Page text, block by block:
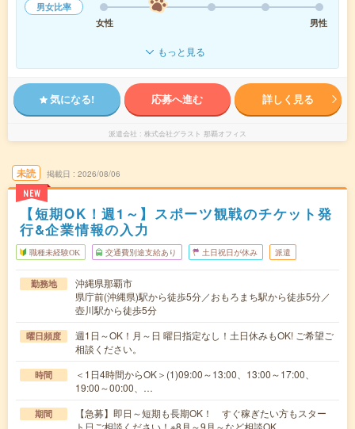
男女比率
女性
男性
もっと見る
気になる! 応募へ進む 詳しく見る
派遣会社 株式会社グラスト 那覇オフィス
未読
NEW
掲載日 2026/08/06
【短期OK！週1～】スポーツ観戦のチケット発
行&企業情報の入力
職種未経験OK 交通費別途支給あり 土日祝日が休み 派遣
勤務地
沖縄県那覇市
県庁前(沖縄県)駅から徒歩5分／おもろまち駅から徒歩5分／
壺川駅から徒歩5分
曜日頻度
週1日～OK！月～日 曜日指定なし！土日休みもOK! ご希望ご
相談ください。
時間
＜1日4時間からOK＞(1)09:00～13:00、13:00～17:00、
19:00～00:00、…
期間
【急募】即日～短期も長期OK！ すぐ稼ぎたい方もスター